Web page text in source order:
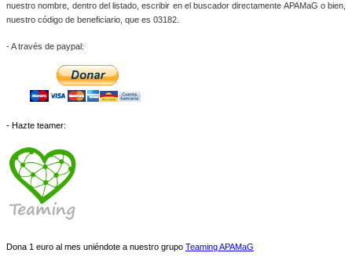
nuestro nombre, dentro del listado, escribir en el buscador directamente APAMaG o bien,
nuestro código de beneficiario, que es 03182.
- A través de paypal:
- Hazte teamer:
Dona 1 euro al mes uniéndote a nuestro grupo Teaming APAMaG